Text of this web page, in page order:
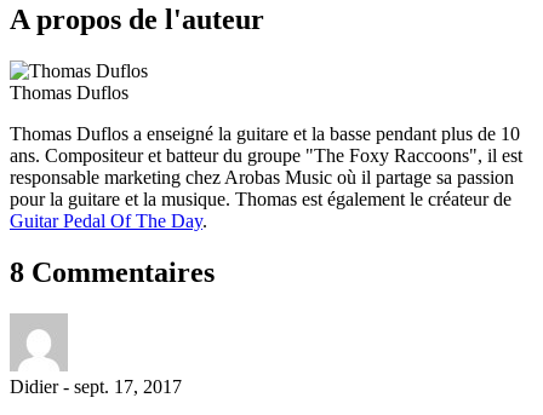
A propos de l'auteur
Thomas Duflos
Thomas Duflos a enseigné la guitare et la basse pendant plus de 10
ans. Compositeur et batteur du groupe "The Foxy Raccoons", il est
responsable marketing chez Arobas Music où il partage sa passion
pour la guitare et la musique. Thomas est également le créateur de
Guitar Pedal Of The Day.
8 Commentaires
Didier- sept. 17, 2017